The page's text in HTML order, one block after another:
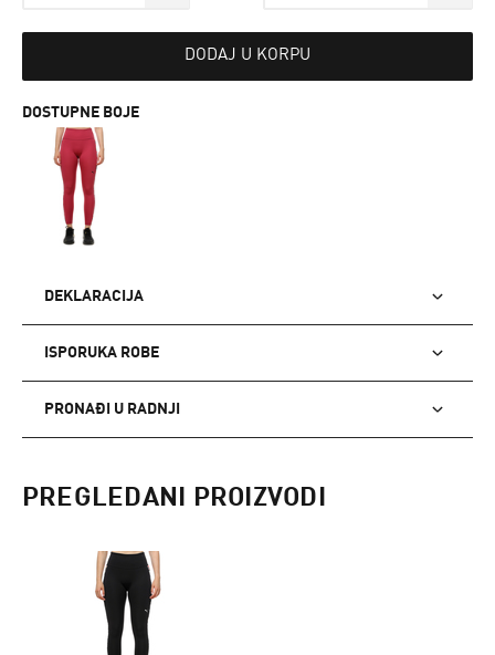
DODAJ U KORPU
DOSTUPNE BOJE
DEKLARACIJA
ISPORUKA ROBE
PRONAĐI U RADNJI
PREGLEDANI PROIZVODI